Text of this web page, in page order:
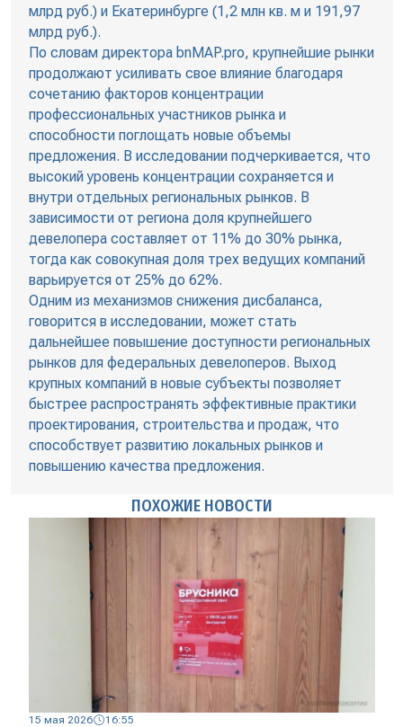
млрд руб.) и Екатеринбурге (1,2 млн кв. м и 191,97
млрд руб.).
По словам директора bnMAP.pro, крупнейшие рынки
продолжают усиливать свое влияние благодаря
сочетанию факторов концентрации
профессиональных участников рынка и
способности поглощать новые объемы
предложения. В исследовании подчеркивается, что
высокий уровень концентрации сохраняется и
внутри отдельных региональных рынков. В
зависимости от региона доля крупнейшего
девелопера составляет от 11% до 30% рынка,
тогда как совокупная доля трех ведущих компаний
варьируется от 25% до 62%.
Одним из механизмов снижения дисбаланса,
говорится в исследовании, может стать
дальнейшее повышение доступности региональных
рынков для федеральных девелоперов. Выход
крупных компаний в новые субъекты позволяет
быстрее распространять эффективные практики
проектирования, строительства и продаж, что
способствует развитию локальных рынков и
повышению качества предложения.
ПОХОЖИЕ НОВОСТИ
15 мая 2026 16:55